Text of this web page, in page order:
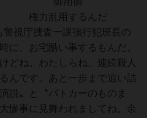
するんだ
査一課強行犯班長の
に、お宅酷い事するもんだ。
どね。わたしらね、連続殺人
んです。あと一歩まで追い詰
説〟と〝パトカーのものま
惨事に見舞われましてね。余